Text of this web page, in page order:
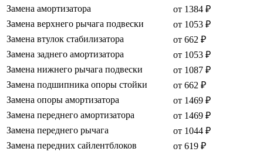
Замена амортизатора
от 1384 ₽
Замена верхнего рычага подвески
от 1053 ₽
Замена втулок стабилизатора
от 662 ₽
Замена заднего амортизатора
от 1053 ₽
Замена нижнего рычага подвески
от 1087 ₽
Замена подшипника опоры стойки
от 662 ₽
Замена опоры амортизатора
от 1469 ₽
Замена переднего амортизатора
от 1469 ₽
Замена переднего рычага
от 1044 ₽
Замена передних сайлентблоков
от 619 ₽